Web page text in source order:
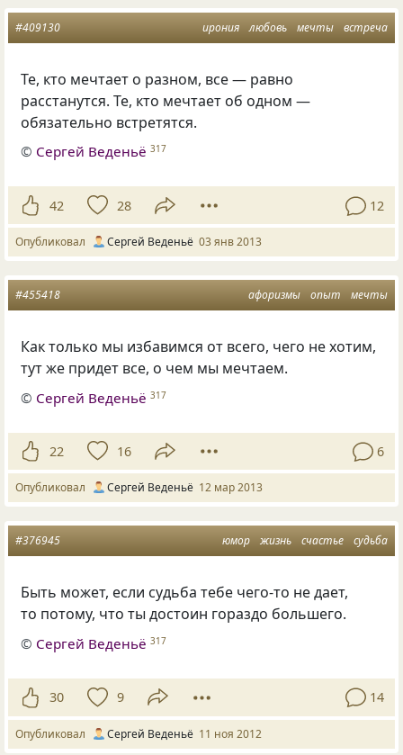
ирония любовь мечты встреча
#409130
Те, кто мечтает о разном, все — равно
расстанутся. Те, кто мечтает об одном —
обязательно встретятся.
© Сергей Веденьё 317
42 28 12
Опубликовал Сергей Веденьё 03 янв 2013
афоризмы опыт мечты
#455418
Как только мы избавимся от всего, чего не хотим,
тут же придет все, о чем мы мечтаем.
© Сергей Веденьё 317
22 16 6
Опубликовал Сергей Веденьё 12 мар 2013
юмор жизнь счастье судьба
#376945
Быть может, если судьба тебе чего-то не дает,
то потому, что ты достоин гораздо большего.
© Сергей Веденьё 317
30 9 14
Опубликовал Сергей Веденьё 11 ноя 2012